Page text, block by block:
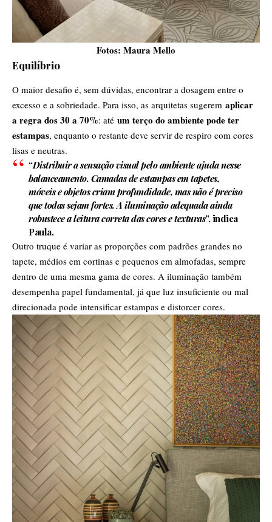
Fotos: Maura Mello
Equilíbrio
O maior desafio é, sem dúvidas, encontrar a dosagem entre o
excesso e a sobriedade. Para isso, as arquitetas sugerem aplicar
a regra dos 30 a 70%: até um terço do ambiente pode ter
estampas, enquanto o restante deve servir de respiro com cores
lisas e neutras.
“Distribuir a sensação visual pelo ambiente ajuda nesse
balanceamento. Camadas de estampas em tapetes,
móveis e objetos criam profundidade, mas não é preciso
que todas sejam fortes. A iluminação adequada ainda
robustece a leitura correta das cores e texturas”, indica
Paula.
Outro truque é variar as proporções com padrões grandes no
tapete, médios em cortinas e pequenos em almofadas, sempre
dentro de uma mesma gama de cores. A iluminação também
desempenha papel fundamental, já que luz insuficiente ou mal
direcionada pode intensificar estampas e distorcer cores.